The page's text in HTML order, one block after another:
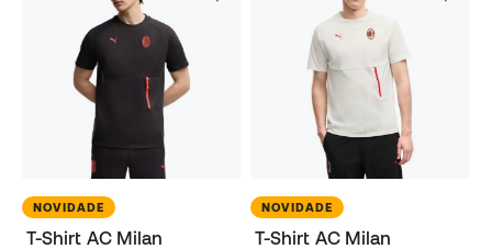
NOVIDADE
T-Shirt AC Milan
NOVIDADE
T-Shirt AC Milan